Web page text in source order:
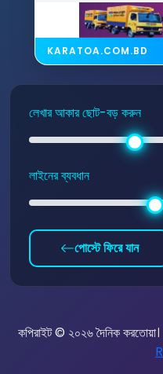
KARATOA.COM.BD
লেখার আকার ছোট-বড় করুন
লাইনের ব্যবধান
পোস্টে ফিরে যান
কপিরাইট © ২০২৬ দৈনিক